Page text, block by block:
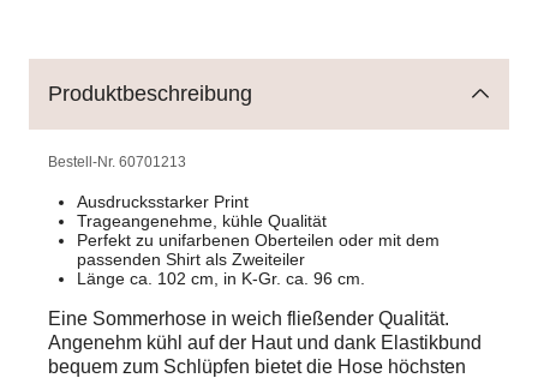
Produktbeschreibung
Bestell-Nr. 60701213
Ausdrucksstarker Print
Trageangenehme, kühle Qualität
Perfekt zu unifarbenen Oberteilen oder mit dem
passenden Shirt als Zweiteiler
Länge ca. 102 cm, in K-Gr. ca. 96 cm.
Eine Sommerhose in weich fließender Qualität.
Angenehm kühl auf der Haut und dank Elastikbund
bequem zum Schlüpfen bietet die Hose höchsten